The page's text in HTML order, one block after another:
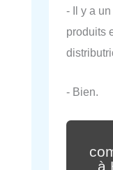
- Il y a
produits
- Bien.